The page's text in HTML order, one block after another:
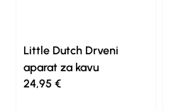
Little Dutch Drveni
aparat za kavu
24,95€